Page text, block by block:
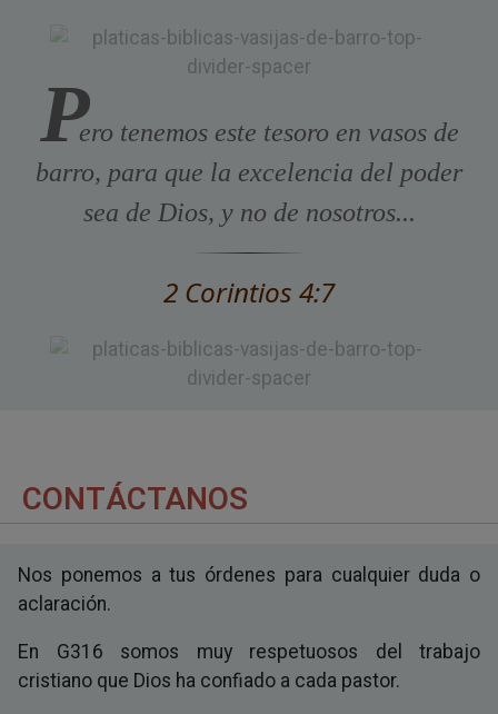
Pero tenemos este tesoro en vasos de
barro, para que la excelencia del poder
sea de Dios, y no de nosotros...
2 Corintios 4:7
CONTÁCTANOS
Nos ponemos a tus órdenes para cualquier duda o
aclaración.
En G316 somos muy respetuosos del trabajo
cristiano que Dios ha confiado a cada pastor.